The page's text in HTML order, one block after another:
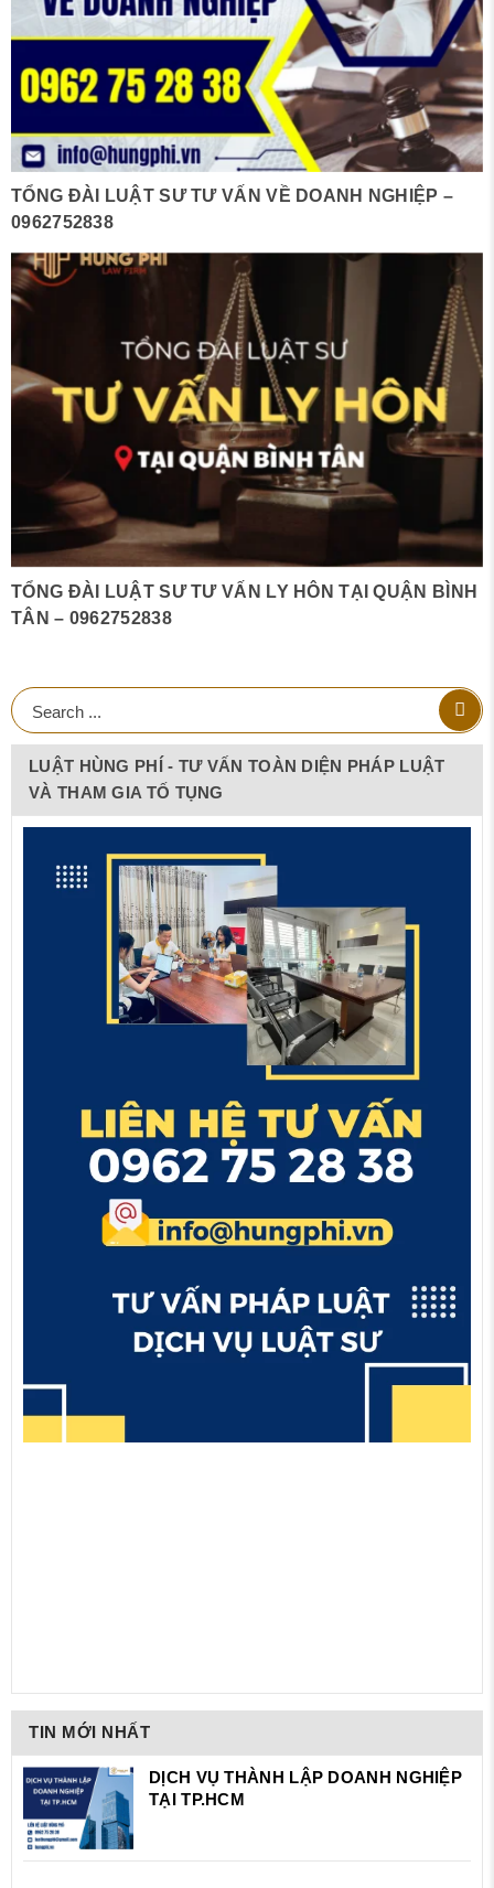
TỔNG ĐÀI LUẬT SƯ TƯ VẤN VỀ DOANH NGHIỆP –
0962752838
TỔNG ĐÀI LUẬT SƯ TƯ VẤN LY HÔN TẠI QUẬN BÌNH
TÂN – 0962752838
LUẬT HÙNG PHÍ - TƯ VẤN TOÀN DIỆN PHÁP LUẬT
VÀ THAM GIA TỐ TỤNG
TIN MỚI NHẤT
DỊCH VỤ THÀNH LẬP DOANH NGHIỆP
TẠI TP.HCM